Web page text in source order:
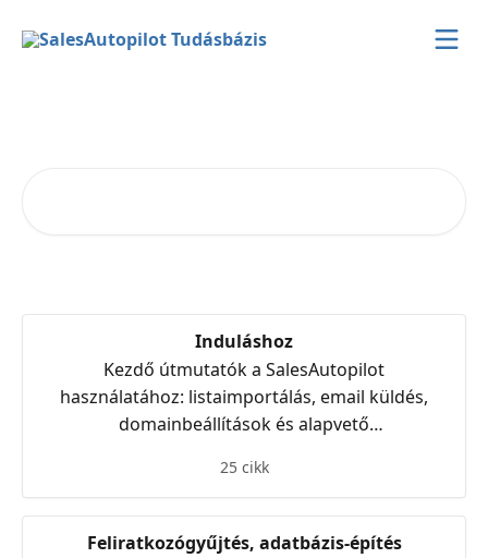
Induláshoz
Kezdő útmutatók a SalesAutopilot
használatához: listaimportálás, email küldés,
domainbeállítások és alapvető
25 cikk
Feliratkozógyűjtés, adatbázis-építés